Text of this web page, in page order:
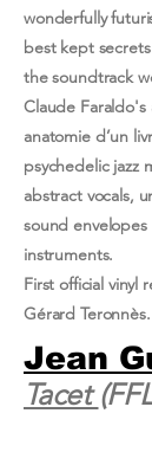
wonderfully
best kept
the soundtrack
Claude Faraldo's
anatomie d’un
psychedelic jazz
abstract vocals,
sound envelopes
instruments.
First official vinyl
Gérard Teronnès.
Jean
Tacet